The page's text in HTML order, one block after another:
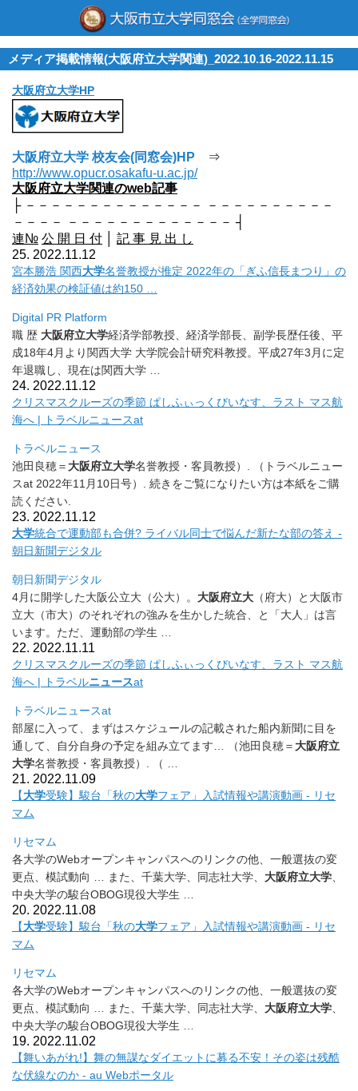
メディア掲載情報(大阪府立大学関連)_2022.10.16-2022.11.15
大阪府立大学HP
大阪府立大学 校友会(同窓会)HP ⇒
http://www.opucr.osakafu-u.ac.jp/
大阪府立大学関連のweb記事
├ －－－－－－－－－－－－－－ －－－－－－－－－－
－－－－ －－－－－－－－－－－－－ ┤
連№ 公 開 日 付
記 事 見 出 し
25. 2022.11.12
宮本勝浩 関西大学名誉教授が推定 2022年の「ぎふ信長まつり」の
経済効果の検証値は約150 …
Digital PR Platform
職 歴 大阪府立大学経済学部教授、経済学部長、副学長歴任後、 平
成18年4月より関西大学 大学院会計研究科教授。平成27年3月に定
年退職し、 現在は関西大学 …
24. 2022.11.12
クリスマスクルーズの季節 ぱしふぃっくびいなす、ラスト マス航
海へ | トラベルニュースat
トラベルニュース
池田良穂＝ 大阪府立大学名誉教授・客員教授）. （トラベルニュー
スat 2022年11月10日号）. 続きをご覧になりたい方は本紙をご購
読ください.
23. 2022.11.12
大学統合で運動部も合併? ライバル同士で悩んだ新たな部の答え -
朝日新聞デジタル
朝日新聞デジタル
4月に開学した大阪公立大（公大）。 大阪府立大 （府大）
と大阪市
立大（市大）のそれぞれの強みを生かした統合、と「大人」は言
います。ただ、運動部の学生 …
22. 2022.11.11
クリスマスクルーズの季節 ぱしふぃっくびいなす、ラスト マス航
海へ | トラベルニュースat
トラベルニュースat
部屋に入って、
まずはスケジュールの記載された船内新聞に目を
通して、
自分自身の予定を組み立てます… （池田良穂＝ 大阪府立
大学名誉教授・客員教授）. （ …
21. 2022.11.09
【大学受験】駿台「秋の大学フェア」入試情報や講演動画 - リセ
マム
リセマム
各大学のWebオープンキャンパスへのリンクの他、 一般選抜の変
更点、模試動向 … また、千葉大学、同志社大学、 大阪府立大学
中央大学の駿台OBOG現役大学生 …
20. 2022.11.08
【大学受験】駿台「秋の大学フェア」入試情報や講演動画 - リセ
マム
リセマム
各大学のWebオープンキャンパスへのリンクの他、 一般選抜の変
更点、模試動向 … また、千葉大学、同志社大学、 大阪府立大学
中央大学の駿台OBOG現役大学生 …
19. 2022.11.02
【舞いあがれ!】舞の無謀なダイエットに募る不安！ その姿は残酷
な伏線なのか - au Webポータル